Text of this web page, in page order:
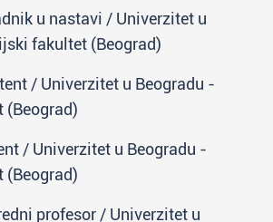
u nastavi / Univerzitet u
fakultet (Beograd)
/ Univerzitet u Beogradu -
/ Univerzitet u Beogradu -
profesor / Univerzitet u